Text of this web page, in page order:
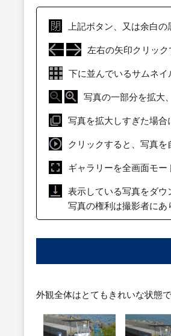
上記ボタン、又は余白
左右の矢印クリック
下に並んでいるサムネ
写真の一部分を拡大
写真を拡大しすぎた場合
クリックすると、写真
ギャラリーを全画面モー
表示している写真をダウ
写真の権利は撮影者にあ
外観全体はとてもきれいな状態